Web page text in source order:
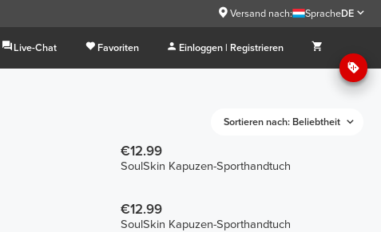
Versand nach: SpracheDE
Live-Chat Favoriten Einloggen | Registrieren
Sortieren nach: Beliebtheit
€12.99
SoulSkin Kapuzen-Sporthandtuch
€12.99
SoulSkin Kapuzen-Sporthandtuch